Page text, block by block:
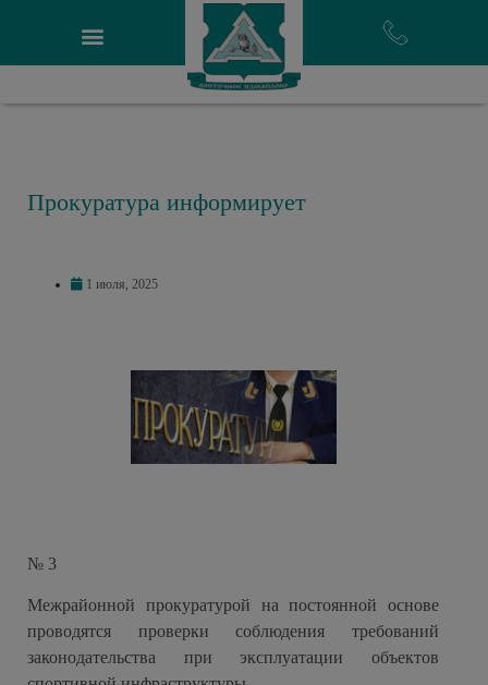
Прокуратура информирует
1 июля, 2025
№ 3
Межрайонной прокуратурой на постоянной основе
проводятся проверки соблюдения требований
законодательства при эксплуатации объектов